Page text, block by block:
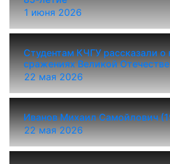
1 июня 2026
22 мая 2026
Студентам КЧГУ рассказали
сражениях Великой
22 мая 2026
Иванов Михаил Самойлович